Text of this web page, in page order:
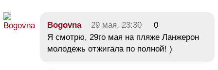
Bogovna 29 мая, 23:30
0
Я смотрю, 29го мая на пляже Ланжерон
молодежь отжигала по полной! )